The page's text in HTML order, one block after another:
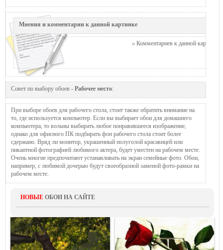
Мнения и комментарии к данной картинке
Комментариев к данной картинке
Совет по выбору обоев - Рабочее место:
При выборе обоев для рабочего стола, стоит также обратить внимание на
то, где используется компьютер. Если вы выбирает обои для домашнего
компьютера, то вольны выбирать любое понравившееся изображение,
однако для офисного ПК подбирать фон рабочего стола стоит более
сдержано. Вряд ли монитор, украшенный полуголой красавицей или
пикантной фотографией любимого актера, будет уместен на рабочем месте.
Очень многие предпочитают устанавливать на экран семейные фото. Обои,
например, с любимой дочерью будут своеобразной заменой фото-рамки на
рабочем месте.
НОВЫЕ ОБОИ НА САЙТЕ